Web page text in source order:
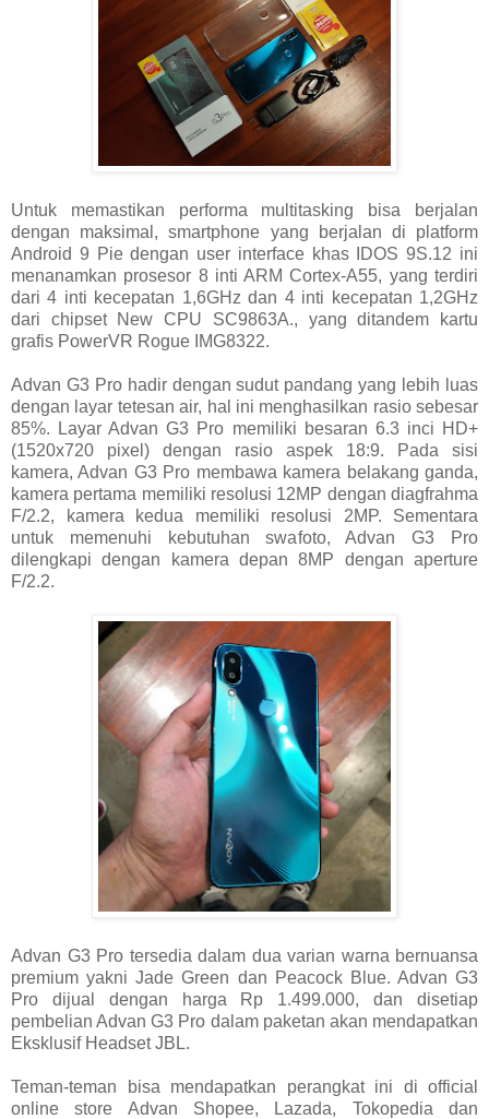
Untuk memastikan performa multitasking bisa berjalan
dengan maksimal, smartphone yang berjalan di platform
Android 9 Pie dengan user interface khas IDOS 9S.12 ini
menanamkan prosesor 8 inti ARM Cortex-A55, yang terdiri
dari 4 inti kecepatan 1,6GHz dan 4 inti kecepatan 1,2GHz
dari chipset New CPU SC9863A., yang ditandem kartu
grafis PowerVR Rogue IMG8322.
Advan G3 Pro hadir dengan sudut pandang yang lebih luas
dengan layar tetesan air, hal ini menghasilkan rasio sebesar
85%. Layar Advan G3 Pro memiliki besaran 6.3 inci HD+
(1520x720 pixel) dengan rasio aspek 18:9. Pada sisi
kamera, Advan G3 Pro membawa kamera belakang ganda,
kamera pertama memiliki resolusi 12MP dengan diagfrahma
F/2.2, kamera kedua memiliki resolusi 2MP. Sementara
untuk memenuhi kebutuhan swafoto, Advan G3 Pro
dilengkapi dengan kamera depan 8MP dengan aperture
F/2.2.
Advan G3 Pro tersedia dalam dua varian warna bernuansa
premium yakni Jade Green dan Peacock Blue. Advan G3
Pro dijual dengan harga Rp 1.499.000, dan disetiap
pembelian Advan G3 Pro dalam paketan akan mendapatkan
Eksklusif Headset JBL.
Teman-teman bisa mendapatkan perangkat ini di official
online store Advan Shopee, Lazada, Tokopedia dan